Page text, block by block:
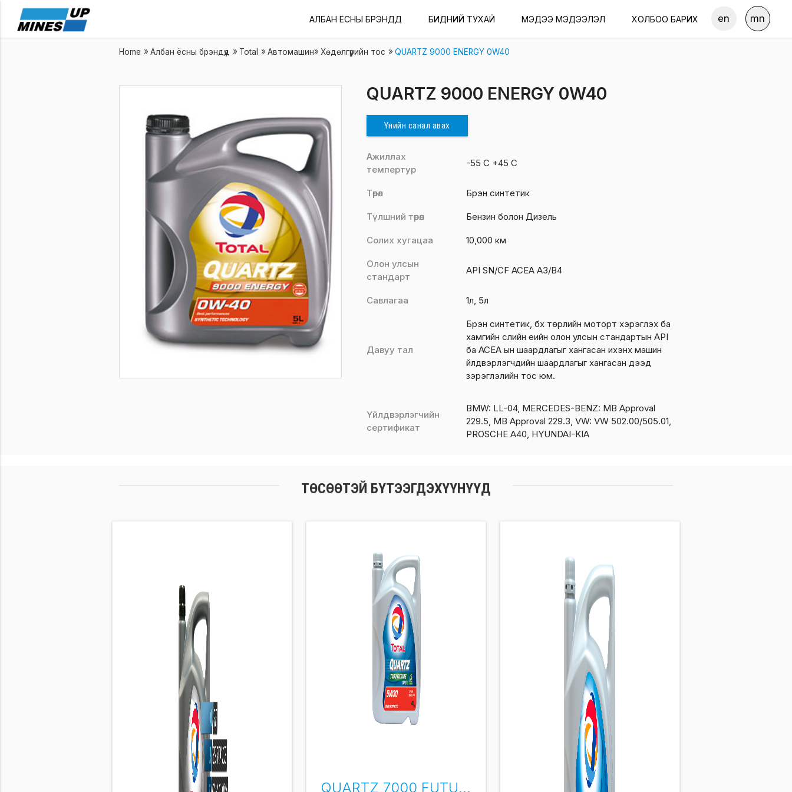
АЛБАН ЁСНЫ БРЭНДҮҮД БИДНИЙ ТУХАЙ МЭДЭЭ МЭДЭЭЛЭЛ ХОЛБОО БАРИХ en mn
Home / Албан ёсны брэндүүд / Total / Автомашин/ Хөдөлгүүрийн тос / QUARTZ 9000 ENERGY 0W40
QUARTZ 9000 ENERGY 0W40
Үнийн санал авах
Ажиллах
темпертур
-55 C +45 C
Төрөл Бүрэн синтетик
Түлшний төрөл Бензин болон Дизель
Солих хугацаа 10,000 км
Олон улсын
стандарт
API SN/CF ACEA A3/B4
Савлагаа 1л, 5л
Давуу тал
Бүрэн синтетик, бүх төрлийн моторт хэрэглэх ба
хамгийн сүүлийн үеийн олон улсын стандартын API
ба ACEA ын шаардлагыг хангасан ихэнх машин
үйлдвэрлэгчдийн шаардлагыг хангасан дээд
зэрэглэлийн тос юм.
Үйлдвэрлэгчийн
сертификат
BMW: LL-04, MERCEDES-BENZ: MB Approval
229.5, MB Approval 229.3, VW: VW 502.00/505.01,
PROSCHE A40, HYUNDAI-KIA
ТӨСӨӨТЭЙ БҮТЭЭГДЭХҮҮНҮҮД
QUARTZ 7000 FUTURE GF5 5W-30